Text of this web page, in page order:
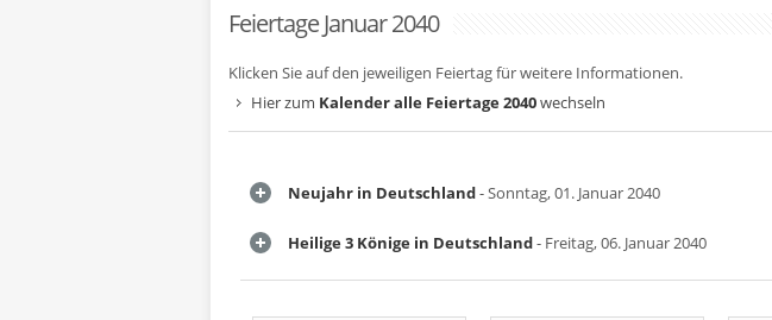
Feiertage Januar 2040
Klicken Sie auf den jeweiligen Feiertag für weitere Informationen.
Hier zum Kalender alle Feiertage 2040wechseln
Neujahr in Deutschland- Sonntag, 01. Januar 2040
Heilige 3 Könige in Deutschland- Freitag, 06. Januar 2040